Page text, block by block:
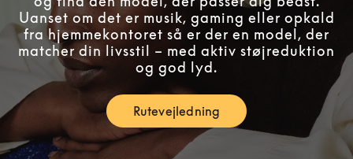
Uanset om det er musik, gaming eller opkald
fra hjemmekontoret så er der en model, der
matcher din livsstil – med aktiv støjreduktion
og god lyd.
RutevejledningLink Opens in New Tab